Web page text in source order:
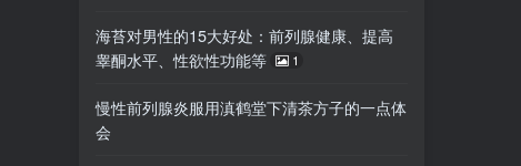
海苔对男性的15大好处：前列腺健康、提高
睾酮水平、性欲性功能等
1
慢性前列腺炎服用滇鹤堂下清茶方子的一点体
会